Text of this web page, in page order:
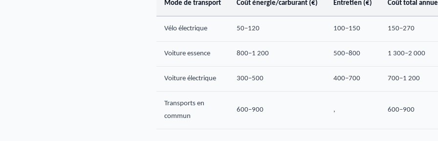
Mode de transport Coût énergie/carburant (€) Entretien (€) Coût total
Vélo électrique 50–120 100–150 150–270
Voiture essence 800–1 200 500–800 1 300–2 000
Voiture électrique 300–500 400–700 700–1 200
Transports en
commun
600–900 , 600–900